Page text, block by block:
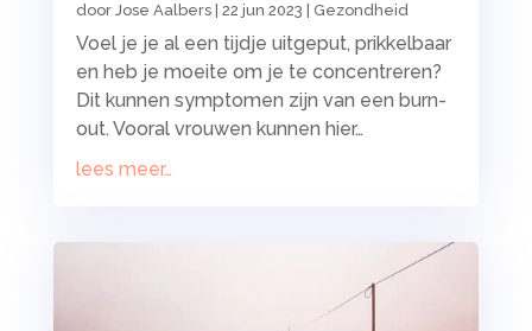
door Jose Aalbers| 22 jun 2023 Gezondheid
Voel je je al een tijdje uitgeput, prikkelbaar
en heb je moeite om je te concentreren?
Dit kunnen symptomen zijn van een burn-
out. Vooral vrouwen kunnen hier…
lees meer…